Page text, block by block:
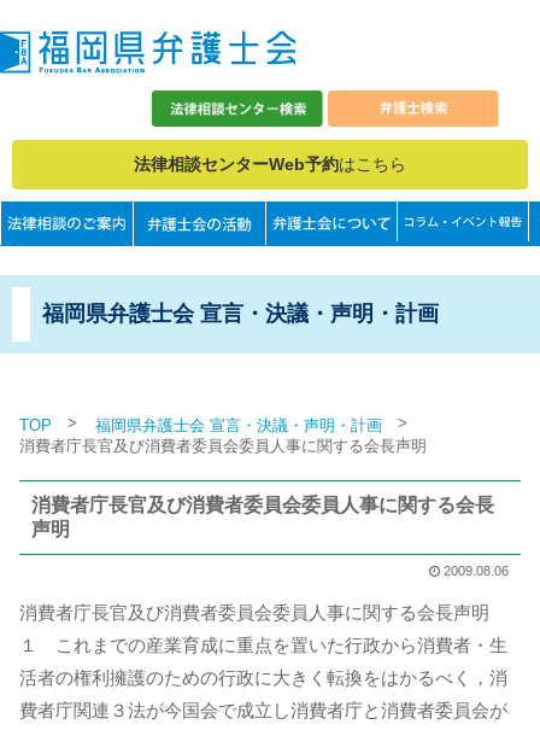
法律相談センターWeb予約はこちら
福岡県弁護士会 宣言・決議・声明・計画
TOP > 福岡県弁護士会 宣言・決議・声明・計画 >
消費者庁長官及び消費者委員会委員人事に関する会長声明
消費者庁長官及び消費者委員会委員人事に関する会長
声明
2009.08.06
消費者庁長官及び消費者委員会委員人事に関する会長声明
１ これまでの産業育成に重点を置いた行政から消費者・生
活者の権利擁護のための行政に大きく転換をはかるべく，消
費者庁関連３法が今国会で成立し消費者庁と消費者委員会が